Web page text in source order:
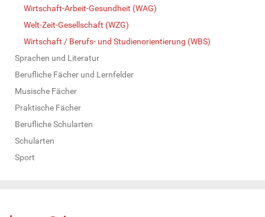
Wirtschaft-Arbeit-Gesundheit (WAG)
Welt-Zeit-Gesellschaft (WZG)
Wirtschaft / Berufs- und Studienorientierung (WBS)
Sprachen und Literatur
Berufliche Fächer und Lernfelder
Musische Fächer
Praktische Fächer
Berufliche Schularten
Schularten
Sport